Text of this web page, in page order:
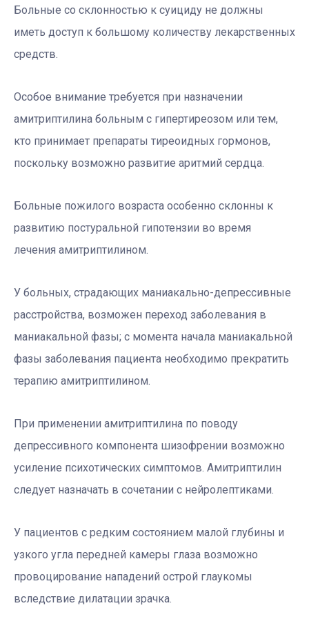
Больные со склонностью к суициду не должны
иметь доступ к большому количеству лекарственных
средств.
Особое внимание требуется при назначении
амитриптилина больным с гипертиреозом или тем,
кто принимает препараты тиреоидных гормонов,
поскольку возможно развитие аритмий сердца.
Больные пожилого возраста особенно склонны к
развитию постуральной гипотензии во время
лечения амитриптилином.
У больных, страдающих маниакально-депрессивные
расстройства, возможен переход заболевания в
маниакальной фазы; с момента начала маниакальной
фазы заболевания пациента необходимо прекратить
терапию амитриптилином.
При применении амитриптилина по поводу
депрессивного компонента шизофрении возможно
усиление психотических симптомов. Амитриптилин
следует назначать в сочетании с нейролептиками.
У пациентов с редким состоянием малой глубины и
узкого угла передней камеры глаза возможно
провоцирование нападений острой глаукомы
вследствие дилатации зрачка.